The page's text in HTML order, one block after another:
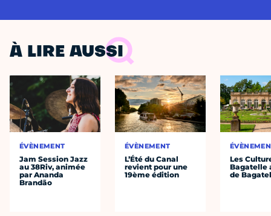
À LIRE AUSSI
ÉVÈNEMENT
Jam Session Jazz
au 38Riv, animée
par Ananda
Brandão
ÉVÈNEMENT
L’Été du Canal
revient pour une
19ème édition
Les
Bagatelle
de